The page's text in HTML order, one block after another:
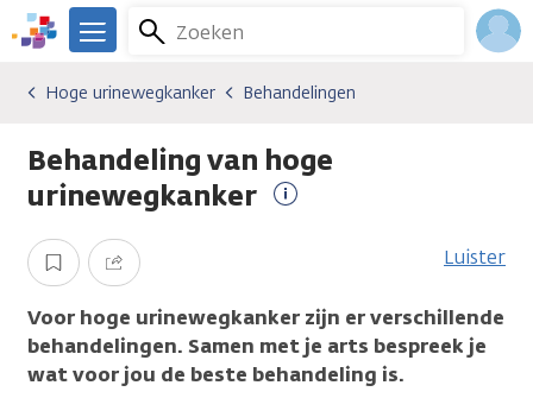
Overslaan
en
gaan
We
er
je.
Kanker.nl
Zoeken
Menu
Kankersoorten
Hoge urinewegkanker
Behandelingen
Hoge urinewegkanker Behandelingen
Behandeling van hoge
urinewegkanker
Opslaan Delen Luister
Voor hoge urinewegkanker zijn er verschillende
behandelingen. Samen met je arts bespreek je
wat voor jou de beste behandeling is.